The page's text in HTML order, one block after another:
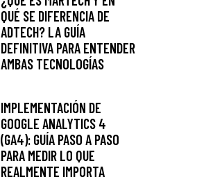
QUÉ SE DIFERENCIA DE
ADTECH? LA GUÍA
DEFINITIVA PARA ENTENDER
AMBAS TECNOLOGÍAS
IMPLEMENTACIÓN DE
GOOGLE ANALYTICS 4
(GA4): GUÍA PASO A PASO
PARA MEDIR LO QUE
REALMENTE IMPORTA